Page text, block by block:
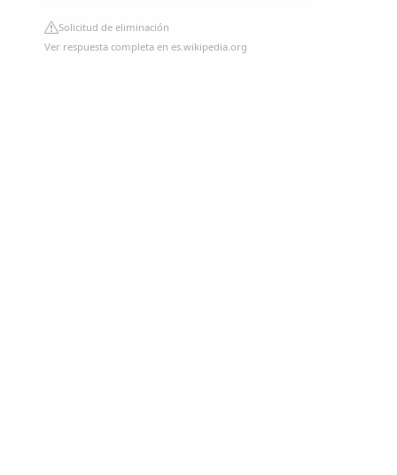
Solicitud de eliminación
Ver respuesta completa en es.wikipedia.org